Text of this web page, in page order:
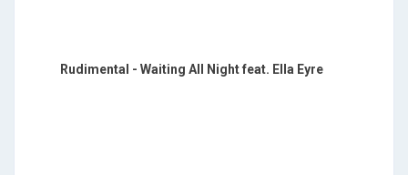
Rudimental - Waiting All Night feat. Ella Eyre